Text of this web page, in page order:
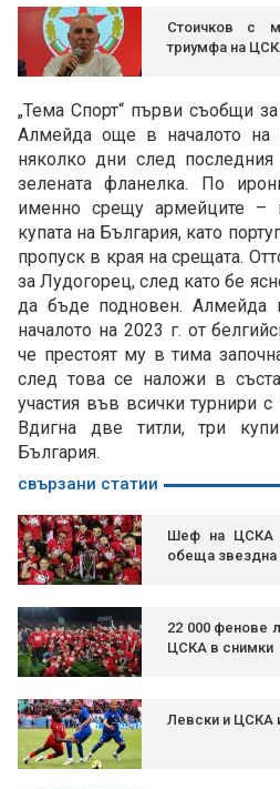
Стоичков с
триумфа на
„Тема Спорт“ първи съобщи
Алмейда още в началото на
няколко дни след
зелената фланелка. По
именно срещу армейците –
купата на България, като
пропуск в края на срещата.
за Лудогорец, след като бе
да бъде подновен. Алмейда
началото на 2023 г. от
че престоят му в тима
след това се наложи в
участия във всички турнири
Вдигна две титли, три
България.
свързани статии
Шеф на ЦСКА
обеща звездна
22 000 фенове
ЦСКА в снимки
Левски и ЦСКА